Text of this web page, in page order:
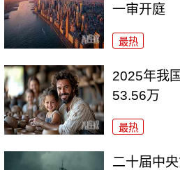
一审开庭
最热
2025年我
53.56万
最热
二十届中